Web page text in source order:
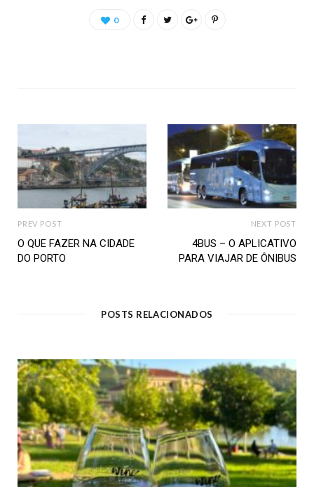
0
PREV POST
O QUE FAZER NA CIDADE
DO PORTO
NEXT POST
4BUS – O APLICATIVO
PARA VIAJAR DE ÔNIBUS
POSTS RELACIONADOS